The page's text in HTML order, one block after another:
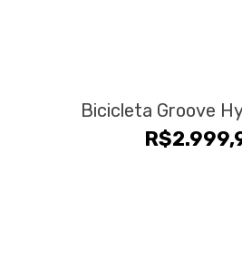
Bicicleta Groove
R$